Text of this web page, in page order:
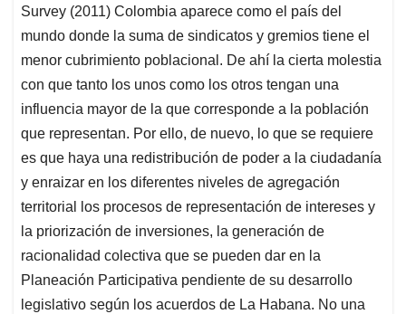
Survey (2011) Colombia aparece como el país del
mundo donde la suma de sindicatos y gremios tiene el
menor cubrimiento poblacional. De ahí la cierta molestia
con que tanto los unos como los otros tengan una
influencia mayor de la que corresponde a la población
que representan. Por ello, de nuevo, lo que se requiere
es que haya una redistribución de poder a la ciudadanía
y enraizar en los diferentes niveles de agregación
territorial los procesos de representación de intereses y
la priorización de inversiones, la generación de
racionalidad colectiva que se pueden dar en la
Planeación Participativa pendiente de su desarrollo
legislativo según los acuerdos de La Habana. No una